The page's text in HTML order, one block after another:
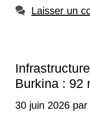
Laisser un
Burkina : 92
30 juin 2026 par